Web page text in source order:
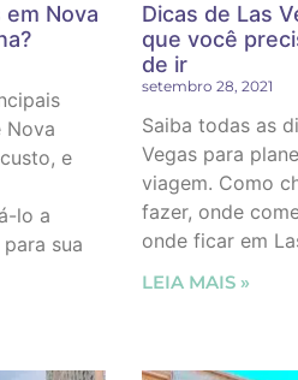
Nova
Nova
e
lo a
sua
Dicas de Las
que você
de ir
setembro 28, 2021
Saiba todas as
Vegas para
viagem. Como
fazer, onde
onde ficar em
LEIA MAIS »